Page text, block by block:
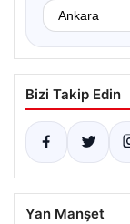
Bizi Takip Edin
Yan Manşet